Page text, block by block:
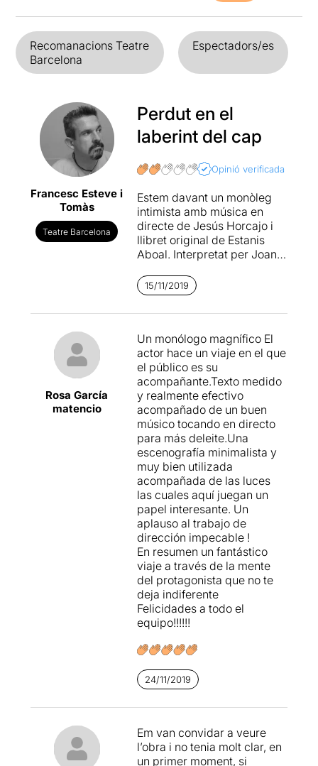
Recomanacions Teatre
Barcelona
Espectadors/es
Francesc Esteve i
Tomàs
Teatre Barcelona
Perdut en el
laberint del cap
Opinió verificada
Estem davant un monòleg
intimista amb música en
directe de Jesús Horcajo i
llibret original de Estanis
Aboal. Interpretat per Joan
de l’escenari. L’espectacle
és un viatge a través de la
memòria d’un malalt de
punt de vista del malalt. En
tot moment ens trobem en el
laberint del seu cap i fem un
viatge en el seu
subsconcient.
És una proposta arriscada, a
més d’original. Ja que
anteriorment hem anat a
veure dues propostes que
tracten el tema de
l’Alzheimer però amb una
bis més divertida..
Ens explica força bé les
fases de l’Alzheimer. Des de
la pèrdua de memòria
recent, els canvis de
comportament, orientació
que perd el protagonista i
com se’n recorda (hem de
de l’afectat)
Ens explica força bé les
fases de l’Alzheimer. Des de
la pèrdua de memòria
comportament, orientació
que perd el protagonista i
15/11/2019
Rosa García
matencio
Un monólogo magnífico El
actor hace un viaje en el que
el público es su
acompañante.Texto medido
y realmente efectivo
acompañado de un buen
músico tocando en directo
para más deleite.Una
escenografía minimalista y
muy bien utilizada
acompañada de las luces
las cuales aquí juegan un
papel interesante. Un
aplauso al trabajo de
dirección impecable !
En resumen un fantástico
viaje a través de la mente
del protagonista que no te
deja indiferente
Felicidades a todo el
equipo!!!!!!
24/11/2019
Em van convidar a veure
l’obra i no tenia molt clar, en
un primer moment, si